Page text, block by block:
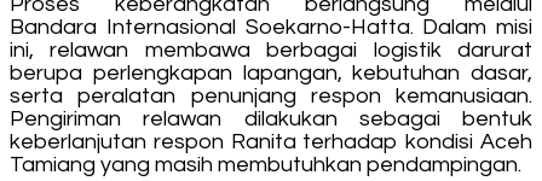
Bandara Internasional Soekarno-Hatta. Dalam misi
ini, relawan membawa berbagai logistik darurat
berupa perlengkapan lapangan, kebutuhan dasar,
serta peralatan penunjang respon kemanusiaan.
Pengiriman relawan dilakukan sebagai bentuk
keberlanjutan respon Ranita terhadap kondisi Aceh
Tamiang yang masih membutuhkan pendampingan.